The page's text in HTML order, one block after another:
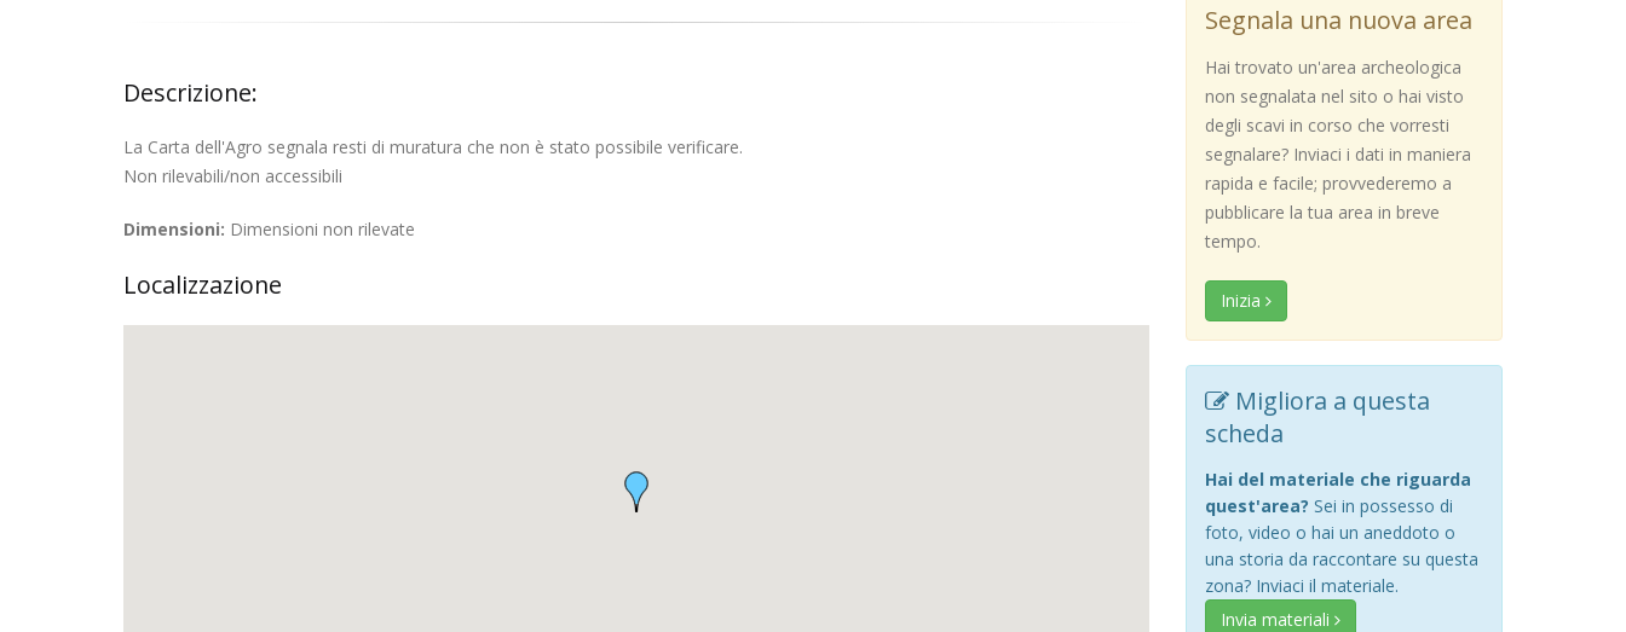
Descrizione:
La Carta dell'Agro segnala resti di muratura che non è stato possibile verificare.
Non rilevabili/non accessibili
Dimensioni: Dimensioni non rilevate
Localizzazione
Segnala una nuova area
Hai trovato un'area archeologica
non segnalata nel sito o hai visto
degli scavi in corso che vorresti
segnalare? Inviaci i dati in maniera
rapida e facile; provvederemo a
pubblicare la tua area in breve
tempo.
Inizia
Migliora a questa
scheda
Hai del materiale che riguarda
quest'area? Sei in possesso di
foto, video o hai un aneddoto o
una storia da raccontare su questa
zona? Inviaci il materiale.
Invia materiali